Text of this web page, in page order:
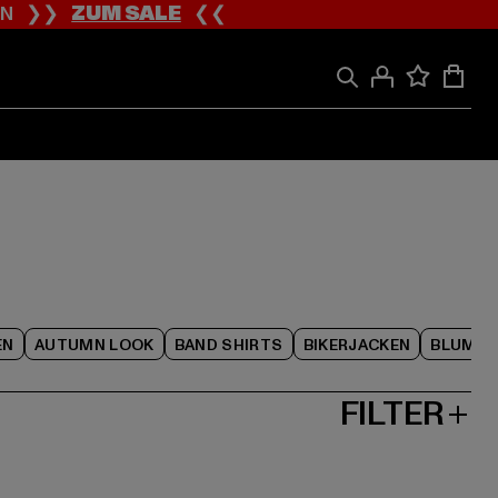
❯❯ZUM SALE❮❮
AUTUMN LOOK BAND SHIRTS BIKERJACKEN
FILTER